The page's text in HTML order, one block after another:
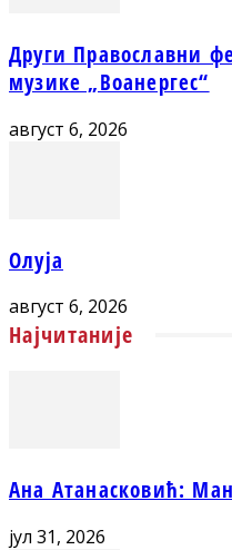
Други Православни
музике „Воанергес“
август 6, 2026
Олуја
август 6, 2026
Најчитаније
Ана Атанасковић:
јул 31, 2026